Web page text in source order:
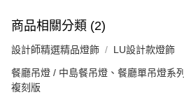
商品相關分類 (2)
設計師精選精品燈飾 LU設計款燈飾
餐廳吊燈 / 中島餐吊燈、餐廳單吊燈系列
複刻版